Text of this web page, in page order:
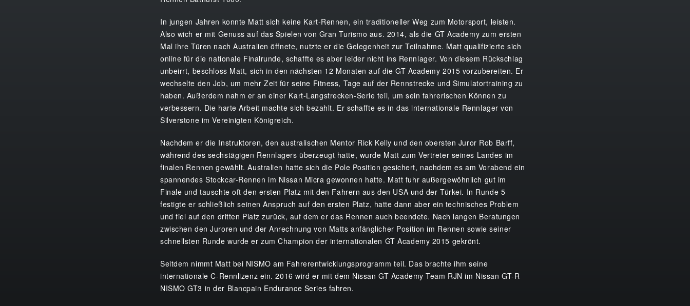
In jungen Jahren konnte Matt sich keine Kart-Rennen, ein traditioneller Weg zum Motorsport, leisten.
Also wich er mit Genuss auf das Spielen von Gran Turismo aus. 2014, als die GT Academy zum ersten
Mal ihre Türen nach Australien öffnete, nutzte er die Gelegenheit zur Teilnahme. Matt qualifizierte sich
online für die nationale Finalrunde, schaffte es aber leider nicht ins Rennlager. Von diesem Rückschlag
unbeirrt, beschloss Matt, sich in den nächsten 12 Monaten auf die GT Academy 2015 vorzubereiten. Er
wechselte den Job, um mehr Zeit für seine Fitness, Tage auf der Rennstrecke und Simulatortraining zu
haben. Außerdem nahm er an einer Kart-Langstrecken-Serie teil, um sein fahrerischen Können zu
verbessern. Die harte Arbeit machte sich bezahlt. Er schaffte es in das internationale Rennlager von
Silverstone im Vereinigten Königreich.
Nachdem er die Instruktoren, den australischen Mentor Rick Kelly und den obersten Juror Rob Barff,
während des sechstägigen Rennlagers überzeugt hatte, wurde Matt zum Vertreter seines Landes im
finalen Rennen gewählt. Australien hatte sich die Pole Position gesichert, nachdem es am Vorabend ein
spannendes Stockcar-Rennen im Nissan Micra gewonnen hatte. Matt fuhr außergewöhnlich gut im
Finale und tauschte oft den ersten Platz mit den Fahrern aus den USA und der Türkei. In Runde 5
festigte er schließlich seinen Anspruch auf den ersten Platz, hatte dann aber ein technisches Problem
und fiel auf den dritten Platz zurück, auf dem er das Rennen auch beendete. Nach langen Beratungen
zwischen den Juroren und der Anrechnung von Matts anfänglicher Position im Rennen sowie seiner
schnellsten Runde wurde er zum Champion der internationalen GT Academy 2015 gekrönt.
Seitdem nimmt Matt bei NISMO am Fahrerentwicklungsprogramm teil. Das brachte ihm seine
internationale C-Rennlizenz ein. 2016 wird er mit dem Nissan GT Academy Team RJN im Nissan GT-R
NISMO GT3 in der Blancpain Endurance Series fahren.